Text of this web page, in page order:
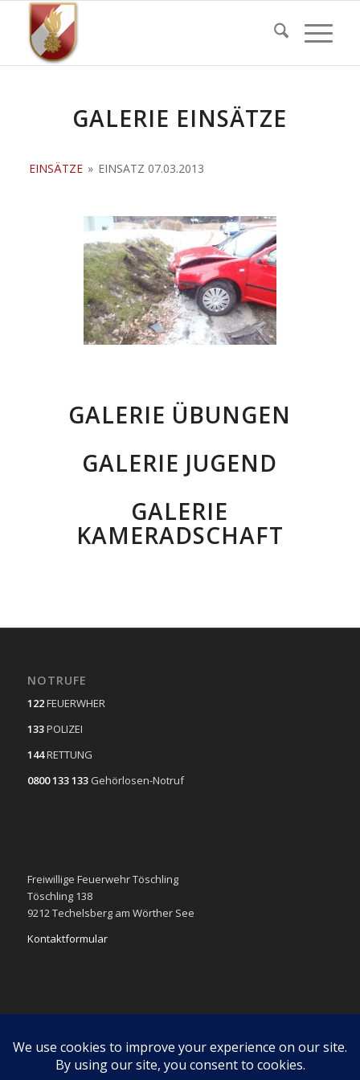
GALERIE EINSÄTZE
EINSÄTZE » EINSATZ 07.03.2013
GALERIE ÜBUNGEN
GALERIE JUGEND
GALERIE
KAMERADSCHAFT
NOTRUFE
122FEUERWHER
133POLIZEI
144RETTUNG
0800 133 133 Gehörlosen-Notruf
Freiwillige Feuerwehr Töschling
Töschling 138
9212 Techelsberg am Wörther See
Kontaktformular
Datenschutzerklärung